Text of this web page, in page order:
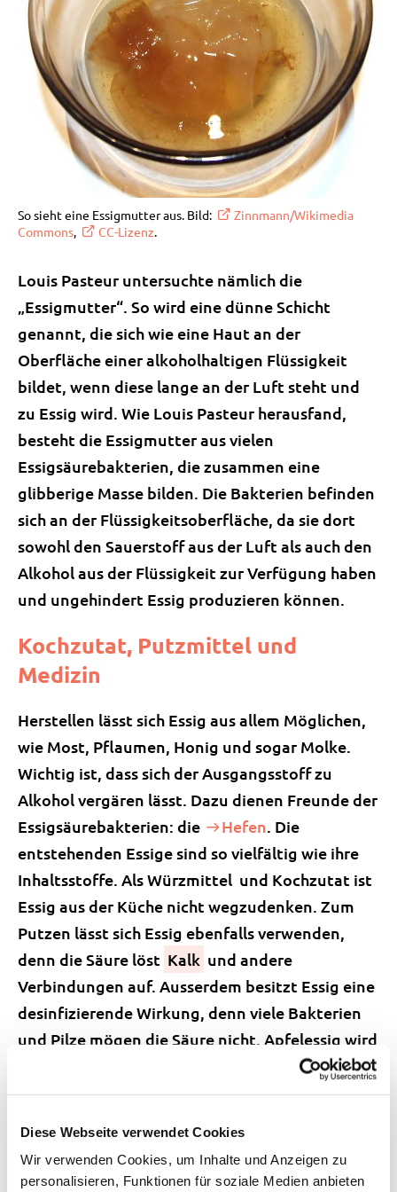
Diese Webseite verwendet Cookies
Wir verwenden Cookies, um Inhalte und Anzeigen zu
personalisieren, Funktionen für soziale Medien anbieten
So sieht eine Essigmutter aus. Bild:
Zinnmann/Wikimedia
Commons, CC-Lizenz.
Louis Pasteur untersuchte nämlich die
„Essigmutter“. So wird eine dünne Schicht
genannt, die sich wie eine Haut an der
Oberfläche einer alkoholhaltigen Flüssigkeit
bildet, wenn diese lange an der Luft steht und
zu Essig wird. Wie Louis Pasteur herausfand,
besteht die Essigmutter aus vielen
Essigsäurebakterien, die zusammen eine
glibberige Masse bilden. Die Bakterien befinden
sich an der Flüssigkeitsoberfläche, da sie dort
sowohl den Sauerstoff aus der Luft als auch den
Alkohol aus der Flüssigkeit zur Verfügung haben
und ungehindert Essig produzieren können.
Kochzutat, Putzmittel und
Medizin
Herstellen lässt sich Essig aus allem Möglichen,
wie Most, Pflaumen, Honig und sogar Molke.
Wichtig ist, dass sich der Ausgangsstoff zu
Alkohol vergären lässt. Dazu dienen Freunde der
Essigsäurebakterien: die
Hefen. Die
entstehenden Essige sind so vielfältig wie ihre
Inhaltsstoffe. Als Würzmittel und Kochzutat ist
Essig aus der Küche nicht wegzudenken. Zum
Putzen lässt sich Essig ebenfalls verwenden,
denn die Säure löst Kalk und andere
Verbindungen auf. Ausserdem besitzt Essig eine
desinfizierende Wirkung, denn viele Bakterien
und Pilze mögen die Säure nicht. Apfelessig wird
angewendet, um den Körper zu entschlacken